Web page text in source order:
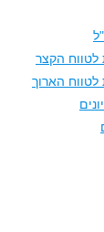
הקצר
הארוך